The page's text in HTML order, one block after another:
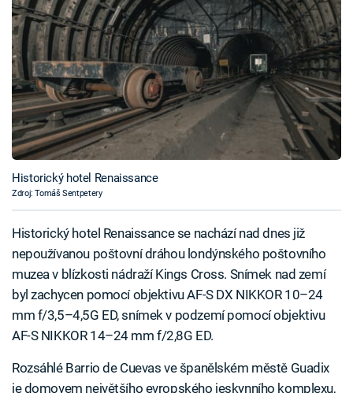
Historický hotel Renaissance
Zdroj: Tomáš Sentpetery
Historický hotel Renaissance se nachází nad dnes již
nepoužívanou poštovní dráhou londýnského poštovního
muzea v blízkosti nádraží Kings Cross. Snímek nad zemí
byl zachycen pomocí objektivu AF-S DX NIKKOR 10–24
mm f/3,5–4,5G ED, snímek v podzemí pomocí objektivu
AF-S NIKKOR 14–24 mm f/2,8G ED.
Rozsáhlé Barrio de Cuevas ve španělském městě Guadix
je domovem největšího evropského jeskynního komplexu,